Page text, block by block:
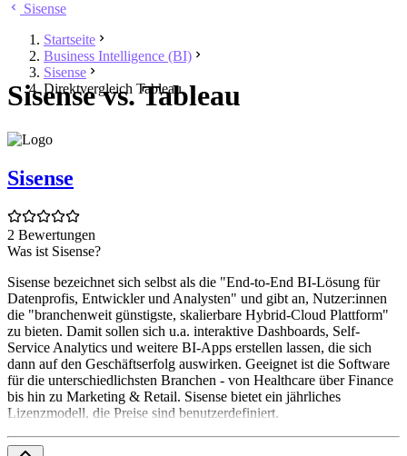
Sisense
Startseite
Business Intelligence (BI)
Sisense
Direktvergleich Tableau
Sisense vs. Tableau
Sisense
2 Bewertungen
Was ist Sisense?
Sisense bezeichnet sich selbst als die "End-to-End BI-Lösung für
Datenprofis, Entwickler und Analysten" und gibt an, Nutzer:innen
die "branchenweit günstigste, skalierbare Hybrid-Cloud Plattform"
zu bieten. Damit sollen sich u.a. interaktive Dashboards, Self-
Service Analytics und weitere BI-Apps erstellen lassen, die sich
dann auf den Geschäftserfolg auswirken. Geeignet ist die Software
für die unterschiedlichsten Branchen - von Healthcare über Finance
bis hin zu Marketing & Retail. Sisense bietet ein jährliches
Lizenzmodell, die Preise sind benutzerdefiniert.